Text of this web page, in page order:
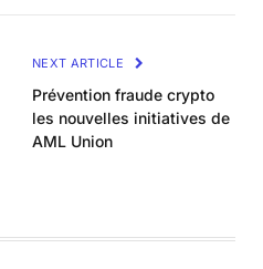
NEXT ARTICLE
Prévention fraude crypto
les nouvelles initiatives de
AML Union